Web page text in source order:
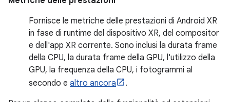
Fornisce le metriche delle prestazioni di Android XR
in fase di runtime del dispositivo XR, del compositor
e dell'app XR corrente. Sono inclusi la durata frame
della CPU, la durata frame della GPU, l'utilizzo della
GPU, la frequenza della CPU, i fotogrammi al
secondo e altro ancora
.